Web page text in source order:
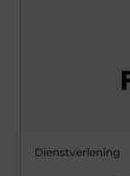
Dienstverlening